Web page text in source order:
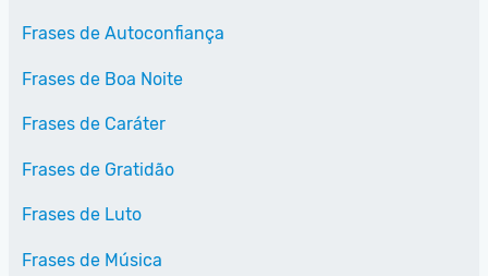
Frases de Autoconfiança
Frases de Boa Noite
Frases de Caráter
Frases de Gratidão
Frases de Luto
Frases de Música